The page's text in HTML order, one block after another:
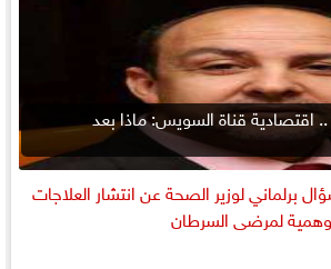
قناة السويس: ماذا بعد
برلماني لوزير الصحة عن انتشار العلاجات
لمرضى السرطان